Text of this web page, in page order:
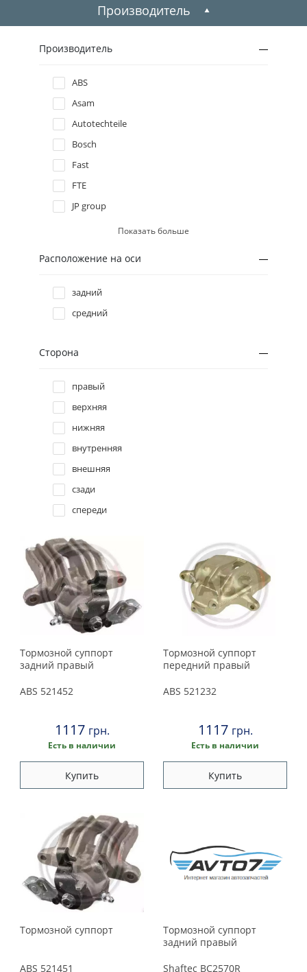
Hummer
Hyundai
Infiniti
Isuzu
Iveco
Jeep
Lancia
Land Rover
Lexus
Maserati
Mazda
Mercedes
Mitsubishi
Nissan
Opel
Peugeot
Porsche
Renault
Rover
Seat
Skoda
Smart
Subaru
Производитель
Производитель
ABS
Asam
Autotechteile
Bosch
Fast
FTE
JP group
Remy
Renault
Solgy
TRW
Vika
Показать больше
Расположение на оси
задний
средний
Сторона
правый
верхняя
нижняя
внутренняя
внешняя
сзади
спереди
верхний
Тормозной суппорт
задний правый
ABS 521452
1117 грн.
Есть в наличии
Купить
Тормозной суппорт
передний правый
ABS 521232
1117 грн.
Есть в наличии
Купить
Тормозной суппорт
ABS 521451
Тормозной суппорт
задний правый
Shaftec BC2570R